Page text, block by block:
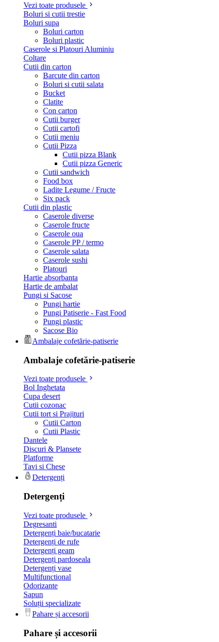
Vezi toate produsele
Boluri si cutii trestie
Boluri supa
Boluri carton
Boluri plastic
Caserole si Platouri Aluminiu
Coltare
Cutii din carton
Barcute din carton
Boluri si cutii salata
Bucket
Clatite
Con carton
Cutii burger
Cutii cartofi
Cutii meniu
Cutii Pizza
Cutii pizza Blank
Cutii pizza Generic
Cutii sandwich
Food box
Ladite Legume / Fructe
Six pack
Cutii din plastic
Caserole diverse
Caserole fructe
Caserole oua
Caserole PP / termo
Caserole salata
Caserole sushi
Platouri
Hartie absorbanta
Hartie de ambalat
Pungi si Sacose
Pungi hartie
Pungi Patiserie - Fast Food
Pungi plastic
Sacose Bio
Ambalaje cofetărie-patiserie
Ambalaje cofetărie-patiserie
Vezi toate produsele
Bol Inghetata
Cupa desert
Cutii cozonac
Cutii tort si Prajituri
Cutii Carton
Cutii Plastic
Dantele
Discuri & Plansete
Platforme
Tavi si Chese
Detergenți
Detergenți
Vezi toate produsele
Degresanti
Detergenți baie/bucatarie
Detergenți de rufe
Detergenți geam
Detergenți pardoseala
Detergenți vase
Multifunctional
Odorizante
Sapun
Soluții specializate
Pahare și accesorii
Pahare și accesorii